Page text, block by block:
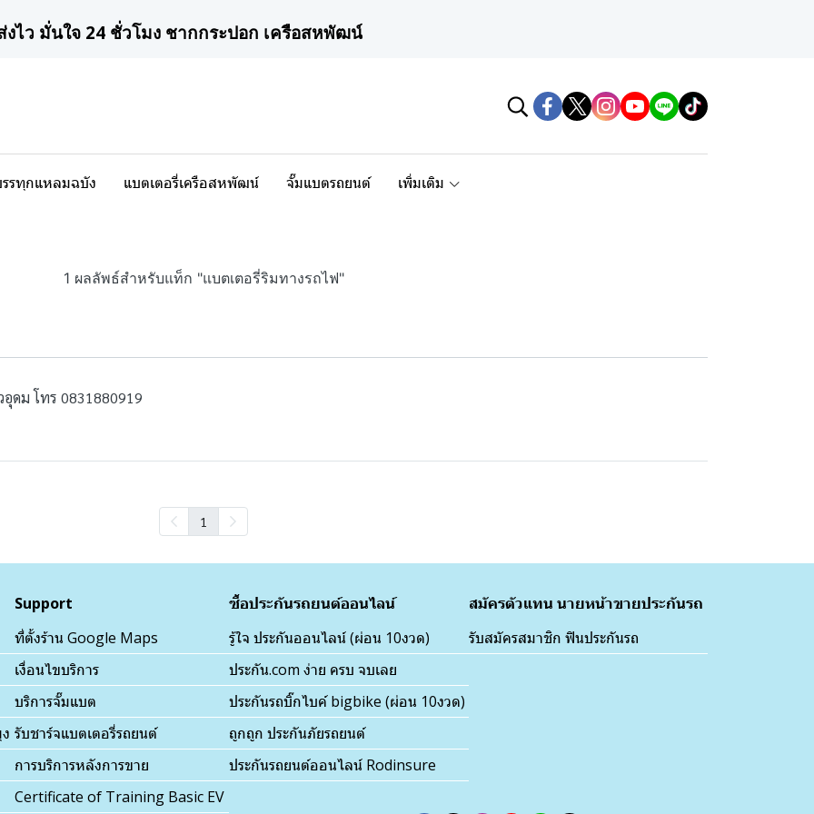
ไว มั่นใจ 24 ชั่วโมง ชากกระปอก เครือสหพัฒน์
รรทุกแหลมฉบัง แบตเตอรี่เครือสหพัฒน์ จั๊มแบตรถยนต์ เพิ่มเติม
1 ผลลัพธ์สำหรับแท็ก "แบตเตอรี่ริมทางรถไฟ"
ดม โทร 0831880919
1
Support
ที่ตั้งร้าน Google Maps
เงื่อนไขบริการ
บริการจั๊มแบต
รับชาร์จแบตเตอรี่รถยนต์
การบริการหลังการขาย
Certificate of Training Basic EV
ซื้อประกันรถยนต์ออนไลน์
รู้ใจ ประกันออนไลน์ (ผ่อน 10งวด)
ประกัน.com ง่าย ครบ จบเลย
ประกันรถบิ๊กไบค์ bigbike (ผ่อน 10งวด)
ถูกถูก ประกันภัยรถยนต์
ประกันรถยนต์ออนไลน์ Rodinsure
สมัครตัวแทน นายหน้าขายประกันรถ
รับสมัครสมาชิก ฟินประกันรถ